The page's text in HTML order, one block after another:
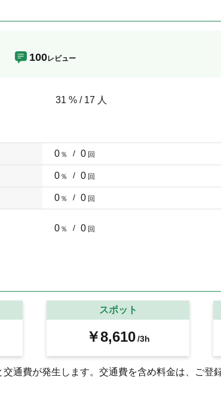
100レビュー
31 % / 17 人
0％ / 0 回
0％ / 0 回
0％ / 0 回
0％ / 0 回
スポット
￥8,610/3h
通費が発生します。交通費を含め料金は、ご登